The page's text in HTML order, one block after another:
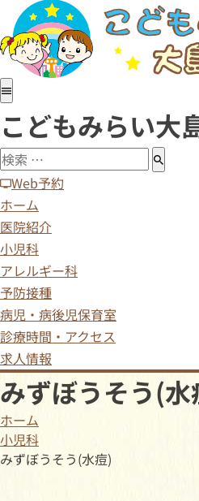
ホーム
医院紹介
小児科
アレルギー科
予防接種
病児・病後児保育室
診療時間・アクセス
求人情報
こどもみらい大
Web予約
ホーム
医院紹介
小児科
アレルギー科
予防接種
病児・病後児保育室
診療時間・アクセス
求人情報
みずぼうそう(水
ホーム
小児科
みずぼうそう(水痘)